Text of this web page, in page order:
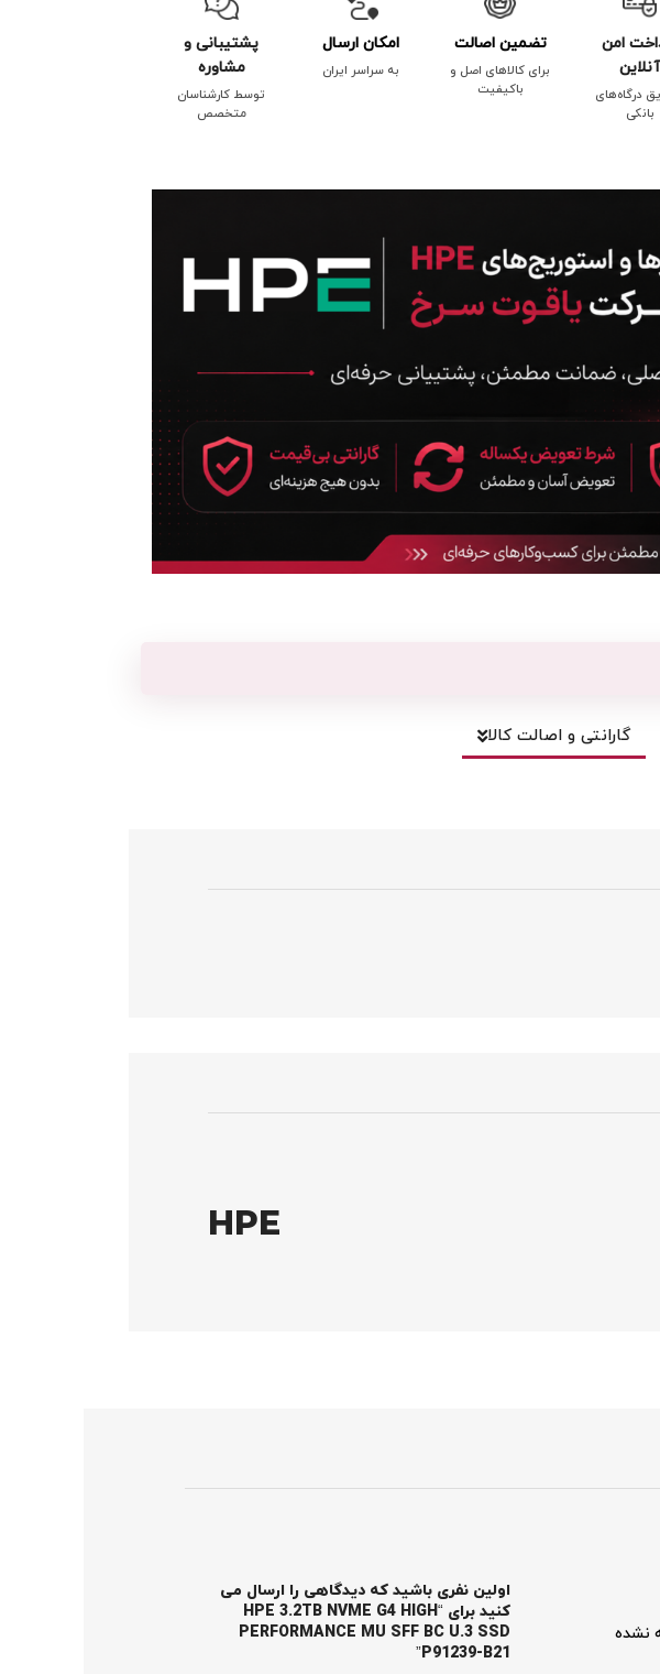
امن
آنلاین
درگاه‌های
بانکی
تضمین اصالت
برای کالاهای اصل و
باکیفیت
امکان ارسال
به سراسر ایران
پشتیبانی و
مشاوره
توسط کارشناسان
متخصص
گارانتی و اصالت کالا
HPE
نشده
اولین نفری باشید که دیدگاهی را ارسال می
کنید برای “HPE 3.2TB NVME G4 HIGH
PERFORMANCE MU SFF BC U.3 SSD
P91239-B21”